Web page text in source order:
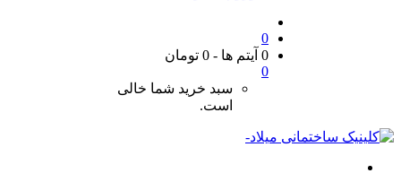
0
0 آیتم ها
-
0 تومان
0
سبد خرید شما خالی
است.